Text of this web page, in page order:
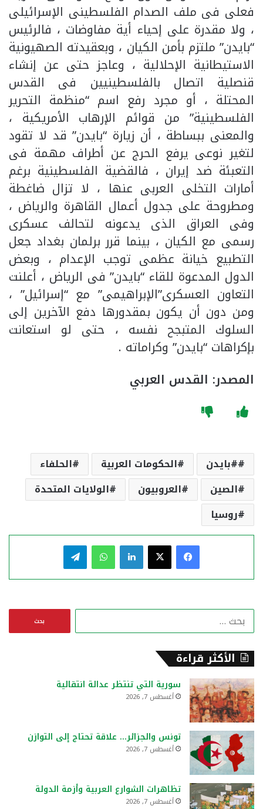
فعلى فى ملف الصدام الفلسطينى الإسرائيلى
، ولا مقدرة على إحياء أية مفاوضات ، فالرئيس
“بايدن” ملتزم بأمن الكيان ، وبعقيدته الصهيونية
الاستيطانية الإحلالية ، وعاجز حتى عن إنشاء
قنصلية اتصال بالفلسطينيين فى القدس
المحتلة ، أو مجرد رفع اسم “منظمة التحرير
الفلسطينية” من قوائم الإرهاب الأمريكية ،
والمعنى ببساطة ، أن زيارة “بايدن” قد لا تقود
لتغير نوعى يرفع الحرج عن أطراف مهمة فى
التعبئة ضد إيران ، فالقضية الفلسطينية برغم
أمارات التخلى العربى عنها ، لا تزال ضاغطة
ومطروحة على جدول أعمال القاهرة والرياض ،
وفى العراق الذى يدعونه لتحالف عسكرى
رسمى مع الكيان ، بينما قرر برلمان بغداد جعل
التطبيع خيانة عظمى توجب الإعدام ، وبعض
الدول المدعوة للقاء “بايدن” فى الرياض ، أعلنت
التعاون العسكرى”الإبراهيمى” مع “إسرائيل” ،
ومن دون أن يكون بمقدورها دفع الآخرين إلى
السلوك المتبجح نفسه ، حتى لو استعانت
بإكراهات “بايدن” وكراماته .
المصدر: القدس العربي
#بايدن الحكومات العربية
الحلفاء
الصين
العروبيون
الولايات المتحدة
روسيا
فيسبوك لينكدإن واتساب
ن
الأكثر قراءة
سورية التي تنتظر عدالة انتقالية
أغسطس 7, 2026
تونس والجزائر… علاقة تحتاج إلى التوازن
أغسطس 7, 2026
تظاهرات الشوارع العربية وأزمة الدولة
أغسطس 7, 2026